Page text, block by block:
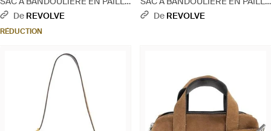
LUNA en Neutral. - Métallisé
De REVOLVE
RÉDUCTION
ALBA en Neutral. - Multicolore
De REVOLVE